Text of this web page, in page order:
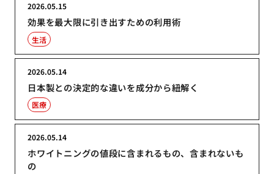
効果を最大限に引き出すための利用術
2026.05.15
生活
日本製との決定的な違いを成分から紐解く
2026.05.14
医療
ホワイトニングの値段に含まれるもの、含まれないも
の
2026.05.14